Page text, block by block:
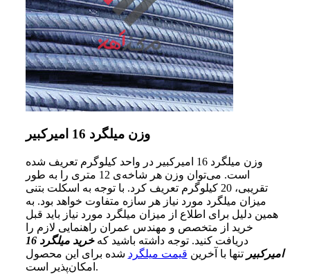
وزن میلگرد 16 امیرکبیر
وزن میلگرد 16 امیرکبیر در واحد کیلوگرم تعریف شده
است. می‌توان وزن هر شاخه‌ی 12 متری را به طور
تقریبی، 20 کیلوگرم تعریف کرد. با توجه به اسکلت بتنی
میزان میلگرد مورد نیاز هر سازه متفاوت خواهد بود. به‌
همین دلیل برای اطلاع از میزان میلگرد مورد نیاز باید قبل
خرید از متخصص و مهندس عمران راهنمایی لازم را
دریافت کنید. توجه داشته باشید که
خرید میلگرد 16
امیرکبیر تنها با آخرین قیمت میلگرد شده برای این محصول
امکان‌پذیر است.